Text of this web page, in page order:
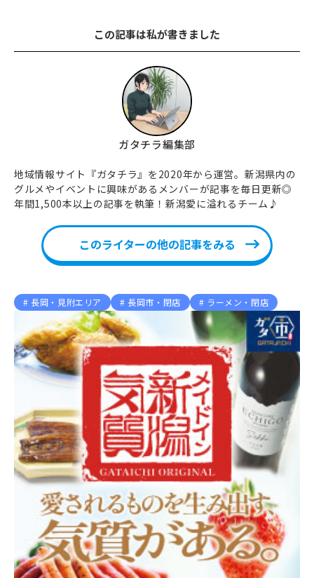
この記事は私が書きました
ガタチラ編集部
地域情報サイト『ガタチラ』を2020年から運営。新潟県内の
グルメやイベントに興味があるメンバーが記事を毎日更新◎
年間1,500本以上の記事を執筆！新潟愛に溢れるチーム♪
このライターの他の記事をみる
長岡・見附エリア 長岡市・閉店 ラーメン・閉店